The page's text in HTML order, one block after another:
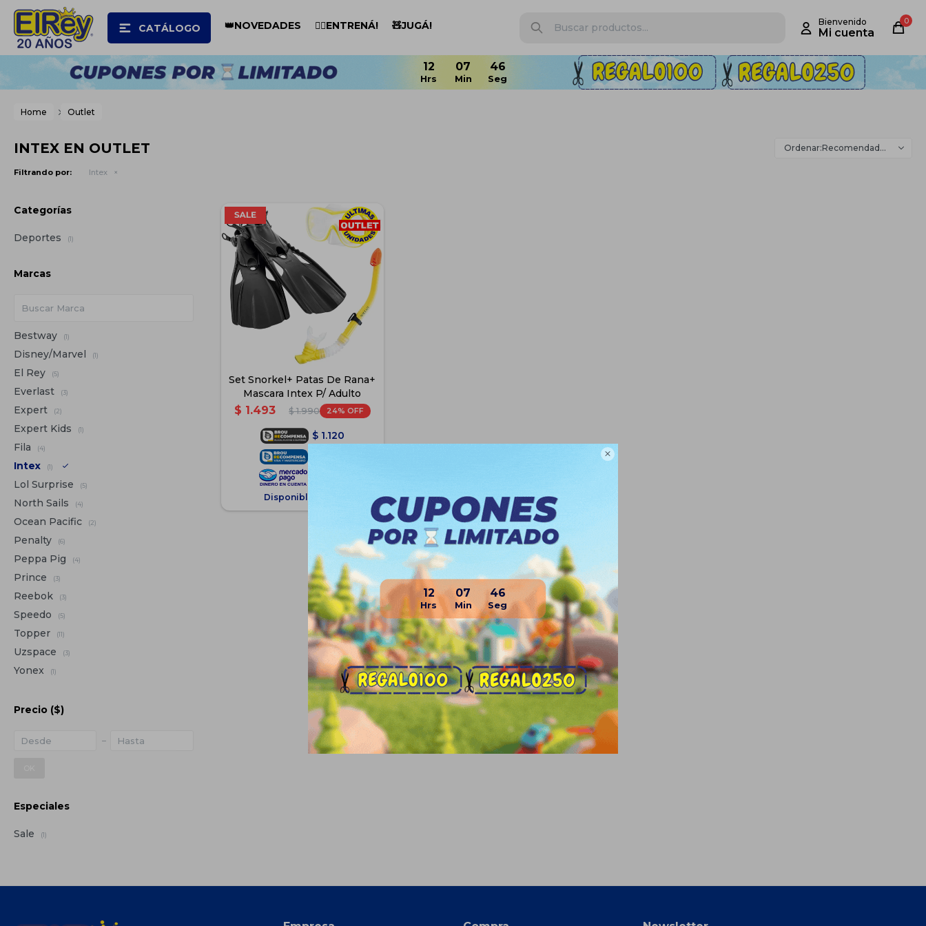

12 07 45
CATÁLOGO 👑NOVEDADES 🏋️‍♂️ENTRENÁ! 🧸JUGÁ! 0
12 07 45
Home Outlet
INTEX EN OUTLET Recomendados
Filtrando por: Intex
Set Snorkel+ Patas De Rana+
Mascara Intex P/ Adulto
$ 1.493 $ 1.990 24
$ 1.120
1.344
Disponible Envío
Categorías
Deportes (1)
Marcas
Bestway (1)
Disney/Marvel (1)
El Rey (5)
Everlast (3)
Expert (2)
Expert Kids (1)
Fila (4)
Intex (1)
Lol Surprise (5)
North Sails (4)
Ocean Pacific (2)
Penalty (6)
Peppa Pig (4)
Prince (3)
Reebok (3)
Speedo (5)
Topper (11)
Uzspace (3)
Yonex (1)
Precio ($)
Especiales
Sale (1)